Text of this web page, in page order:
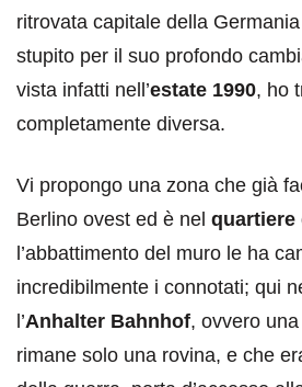
ritrovata capitale della
stupito per il suo profondo
vista infatti nell’estate 1990, ho
completamente diversa.
Vi propongo una zona che già
Berlino ovest ed è nel quartiere
l’abbattimento del muro le ha
incredibilmente i connotati; qui
l’Anhalter Bahnhof, ovvero
rimane solo una rovina, e che